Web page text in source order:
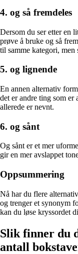
4. og så fremdeles
Dersom du ser etter en
prøve å bruke og så
til samme kategori,
5. og lignende
En annen alternativ
det er andre ting som er
allerede er nevnt.
6. og sånt
Og sånt er et mer
gir en mer avslappet
Oppsummering
Nå har du flere
og trenger et synonym
kan du løse kryssordet
Slik finner du
antall